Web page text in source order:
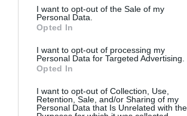
consent section.
I want to opt-out of the Sale of my
Personal Data.
Opted In
I want to opt-out of processing my
Personal Data for Targeted Advertising.
Opted In
I want to opt-out of Collection, Use,
Retention, Sale, and/or Sharing of my
Personal Data that Is Unrelated with the
Προβληματισμός για την εξωτερική
καλοκαιριού για την όραση
ΤΟ ΠΑΡΟΝ: Ρυθμιστής ο Αντώνης
για ΝΔ